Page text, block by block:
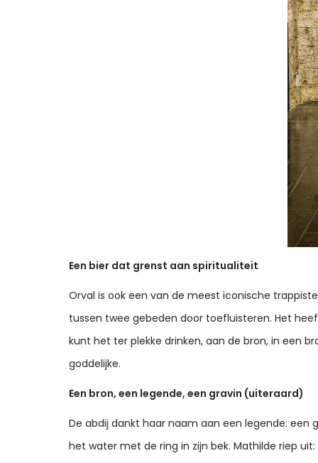
Een bier dat grenst aan spiritualiteit
Orval is ook een van de meest iconische
tussen twee gebeden door toefluisteren. Het
kunt het ter plekke drinken, aan de bron, in een
goddelijke.
Een bron, een legende, een gravin (uiteraard)
De abdij dankt haar naam aan een legende: een
het water met de ring in zijn bek. Mathilde riep